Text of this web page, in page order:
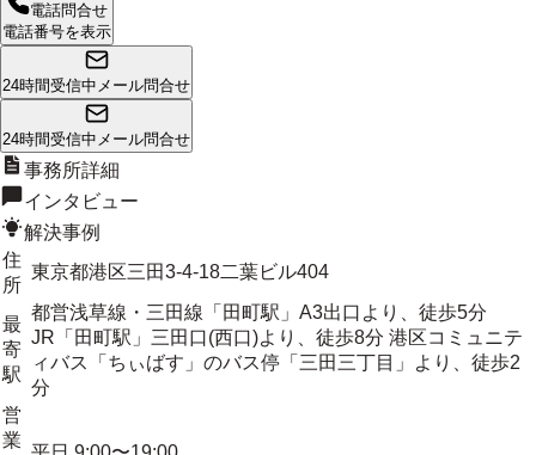
電話問合せ
電話番号を表示
24時間受信中 メール問合せ
24時間受信中 メール問合せ
事務所詳細
インタビュー
解決事例
住
所
東京都港区三田3-4-18二葉ビル404
最
寄
駅
都営浅草線・三田線「田町駅」A3出口より、徒歩5分
JR「田町駅」三田口(西口)より、徒歩8分 港区コミュニテ
ィバス「ちぃばす」のバス停「三田三丁目」より、徒歩2
分
営
業